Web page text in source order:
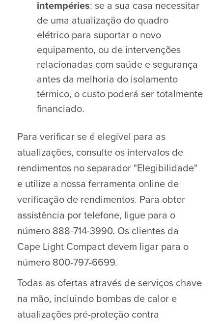
intempéries: se a sua casa necessitar
de uma atualização do quadro
elétrico para suportar o novo
equipamento, ou de intervenções
relacionadas com saúde e segurança
antes da melhoria do isolamento
térmico, o custo poderá ser totalmente
financiado.
Para verificar se é elegível para as
atualizações, consulte os intervalos de
rendimentos no separador "Elegibilidade"
e utilize a nossa ferramenta online de
verificação de rendimentos. Para obter
assistência por telefone, ligue para o
número 888-714-3990. Os clientes da
Cape Light Compact devem ligar para o
número 800-797-6699.
Todas as ofertas através de serviços chave
na mão, incluindo bombas de calor e
atualizações pré-proteção contra